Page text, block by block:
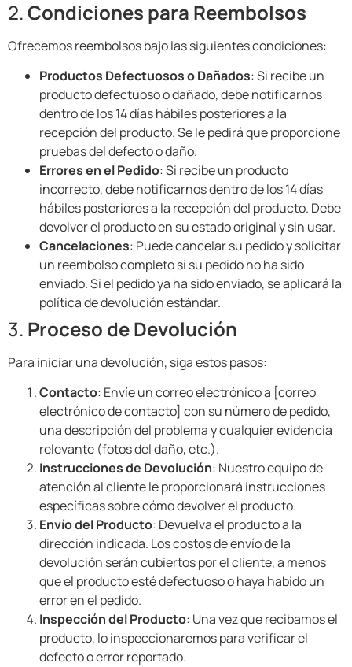
2.Condiciones para Reembolsos
Ofrecemos reembolsos bajo las siguientes condiciones:
Productos Defectuosos o Dañados: Si recibe un
producto defectuoso o dañado, debe notificarnos
dentro de los 14 días hábiles posteriores a la
recepción del producto. Se le pedirá que proporcione
pruebas del defecto o daño.
Errores en el Pedido: Si recibe un producto
incorrecto, debe notificarnos dentro de los 14 días
hábiles posteriores a la recepción del producto. Debe
devolver el producto en su estado original y sin usar.
Cancelaciones: Puede cancelar su pedido y solicitar
un reembolso completo si su pedido no ha sido
enviado. Si el pedido ya ha sido enviado, se aplicará la
política de devolución estándar.
3. Proceso de Devolución
Para iniciar una devolución, siga estos pasos:
Contacto: Envíe un correo electrónico a [correo
electrónico de contacto] con su número de pedido,
una descripción del problema y cualquier evidencia
relevante (fotos del daño, etc.).
Instrucciones de Devolución: Nuestro equipo de
atención al cliente le proporcionará instrucciones
específicas sobre cómo devolver el producto.
Envío del Producto: Devuelva el producto a la
dirección indicada. Los costos de envío de la
devolución serán cubiertos por el cliente, a menos
que el producto esté defectuoso o haya habido un
error en el pedido.
Inspección del Producto: Una vez que recibamos el
producto, lo inspeccionaremos para verificar el
defecto o error reportado.